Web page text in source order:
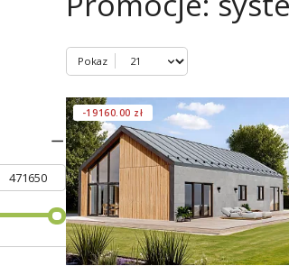
Pokaz
-19160.00 zł